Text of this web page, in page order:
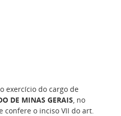
exercício do cargo de
DE MINAS GERAIS, no
confere o inciso VII do art.